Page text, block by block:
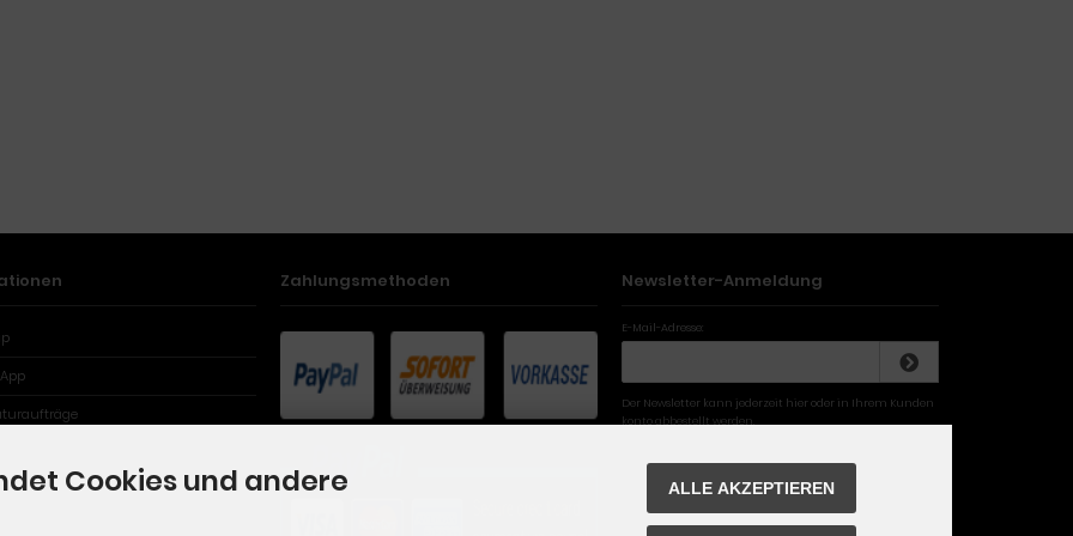
Zahlungsmethoden Newsletter-Anmeldung
E-Mail-Adresse:
Der Newsletter kann jederzeit hier oder in Ihrem Kunden
konto abbestellt werden.
Cookies und andere
ALLE AKZEPTIEREN